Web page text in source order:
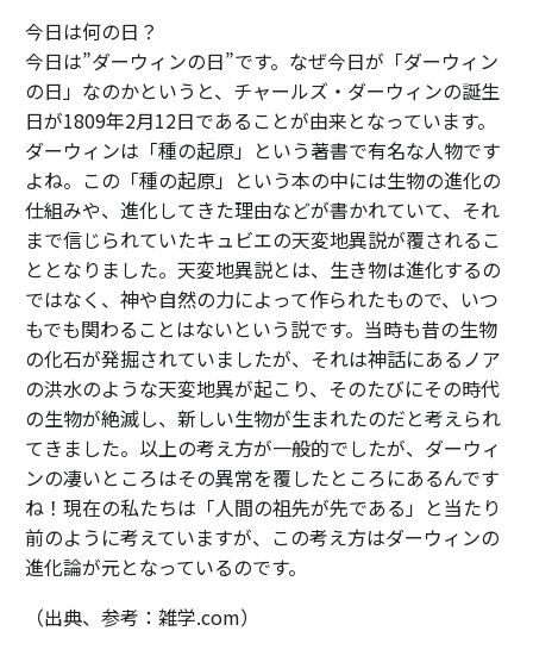
今日は何の日？
今日は”ダーウィンの日”です。なぜ今日が「ダーウィン
の日」なのかというと、チャールズ・ダーウィンの誕生
日が1809年2月12日であることが由来となっています。
ダーウィンは「種の起原」という著書で有名な人物です
よね。この「種の起原」という本の中には生物の進化の
仕組みや、進化してきた理由などが書かれていて、それ
まで信じられていたキュビエの天変地異説が覆されるこ
ととなりました。天変地異説とは、生き物は進化するの
ではなく、神や自然の力によって作られたもので、いつ
もでも関わることはないという説です。当時も昔の生物
の化石が発掘されていましたが、それは神話にあるノア
の洪水のような天変地異が起こり、そのたびにその時代
の生物が絶滅し、新しい生物が生まれたのだと考えられ
てきました。以上の考え方が一般的でしたが、ダーウィ
ンの凄いところはその異常を覆したところにあるんです
ね！現在の私たちは「人間の祖先が先である」と当たり
前のように考えていますが、この考え方はダーウィンの
進化論が元となっているのです。
（出典、参考：雑学.com）